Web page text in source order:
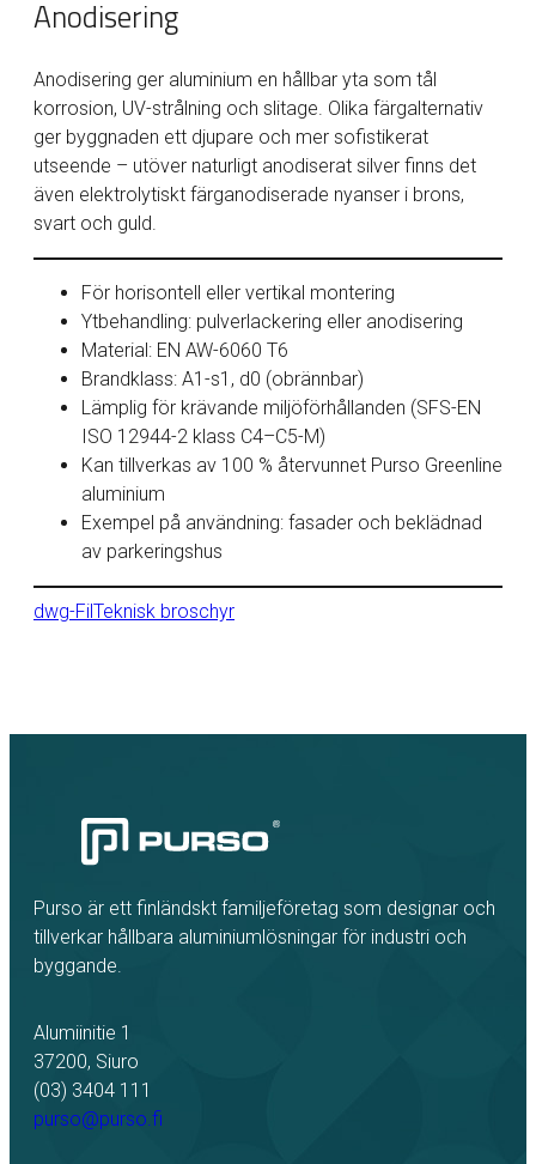
Anodisering
Anodisering ger aluminium en hållbar yta som tål
korrosion, UV-strålning och slitage. Olika färgalternativ
ger byggnaden ett djupare och mer sofistikerat
utseende – utöver naturligt anodiserat silver finns det
även elektrolytiskt färganodiserade nyanser i brons,
svart och guld.
För horisontell eller vertikal montering
Ytbehandling: pulverlackering eller anodisering
Material: EN AW-6060 T6
Brandklass: A1-s1, d0 (obrännbar)
Lämplig för krävande miljöförhållanden (SFS-EN
ISO 12944-2 klass C4–C5-M)
Kan tillverkas av 100 % återvunnet Purso Greenline
aluminium
Exempel på användning: fasader och beklädnad
av parkeringshus
dwg-FilTeknisk broschyr
Purso är ett finländskt familjeföretag som designar och
tillverkar hållbara aluminiumlösningar för industri och
byggande.
Alumiinitie 1
37200, Siuro
(03) 3404 111
purso@purso.fi